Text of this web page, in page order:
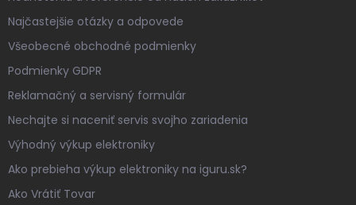
Najčastejšie otázky a odpovede
Všeobecné obchodné podmienky
Podmienky GDPR
Reklamačný a servisný formulár
Nechajte si naceniť servis svojho zariadenia
Výhodný výkup elektroniky
Ako prebieha výkup elektroniky na iguru.sk?
Ako Vrátiť Tovar